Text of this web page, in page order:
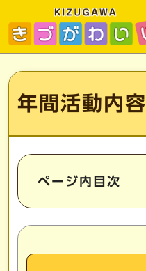
ページの先頭です
ここから本文です
年間活動内容
ページ内目次